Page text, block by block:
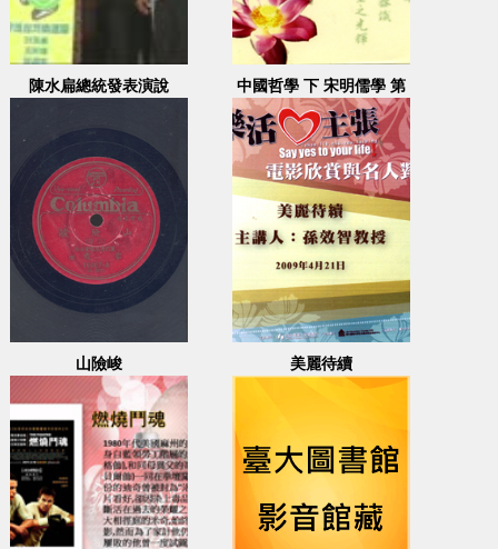
陳水扁總統發表演說
中國哲學 下 宋明儒學 第
35-36講
山險峻 美麗待續